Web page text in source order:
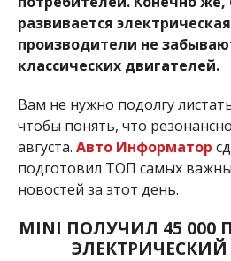
развивается
производители не
классических двигателей.
Вам не нужно подолгу
чтобы понять, что
августа. Авто Информатор
подготовил ТОП самых
новостей за этот день.
MINI ПОЛУЧИЛ 45 000
ЭЛЕКТРИЧЕСКИЙ